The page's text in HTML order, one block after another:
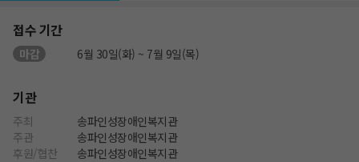
접수 기간
마감 6월 30일(화) ~ 7월 9일(목)
기관
주최
송파인성장애인복지관
주관
송파인성장애인복지관
후원/협찬
송파인성장애인복지관